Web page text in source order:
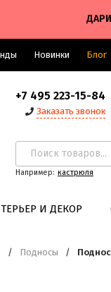
Новинки Блог
+7 495 223-15-84
Заказать звонок
Например: кастрюля
И ДЕКОР
/ Подносы /